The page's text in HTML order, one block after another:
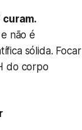
curam.
não é
sólida. Focar
do corpo